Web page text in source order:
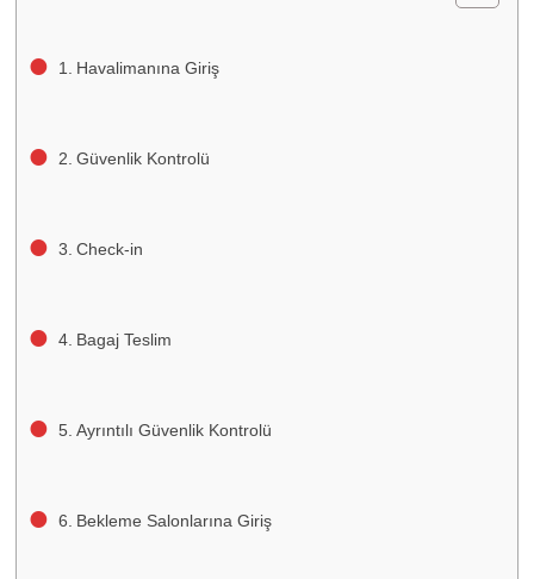
Havalimanına Giriş
Güvenlik Kontrolü
Check-in
Bagaj Teslim
Ayrıntılı Güvenlik Kontrolü
Bekleme Salonlarına Giriş